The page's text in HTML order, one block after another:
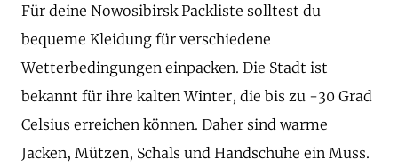
Für deine Nowosibirsk Packliste solltest du
bequeme Kleidung für verschiedene
Wetterbedingungen einpacken. Die Stadt ist
bekannt für ihre kalten Winter, die bis zu -30 Grad
Celsius erreichen können. Daher sind warme
Jacken, Mützen, Schals und Handschuhe ein Muss.